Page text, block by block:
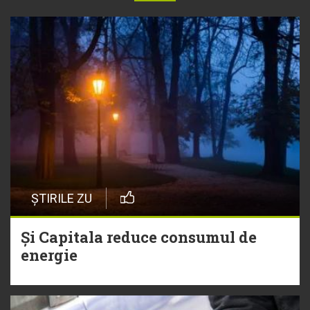
ȘTIRILE ZU
Și Capitala reduce consumul de
energie